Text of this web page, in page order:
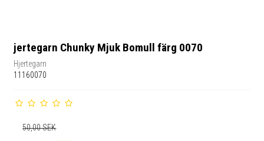
jertegarn Chunky Mjuk Bomull färg 0070
Hjertegarn
11160070
50,00 SEK